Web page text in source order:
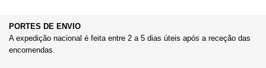
PORTES DE ENVIO
A expedição nacional é feita entre 2 a 5 dias úteis após a receção das
encomendas.